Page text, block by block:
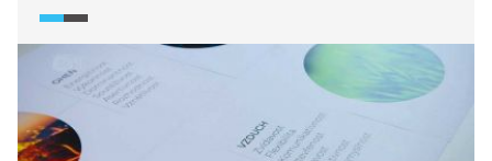
ve škole, v soutěžích, nebo v práci. Žáci díky videu lépe
porozumí faktorům, které mohou jejich výkon ve škole
ovlivňovat.